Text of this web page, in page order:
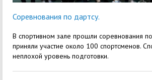
Соревнования по дартсу.
В спортивном зале прошли соревнования
приняли участие около 100 спортсменов.
неплохой уровень подготовки.